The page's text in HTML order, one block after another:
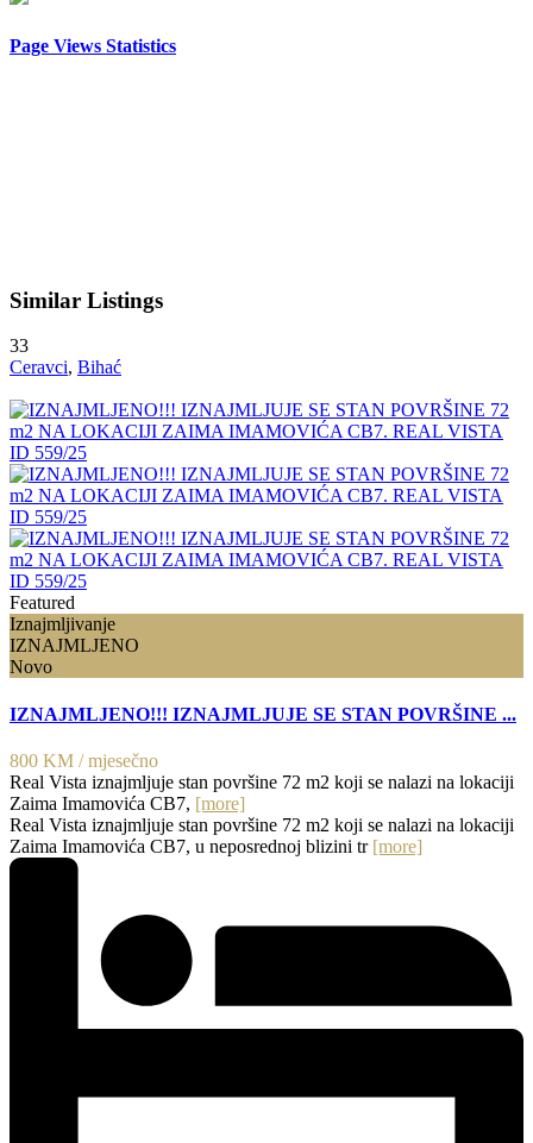
Page Views Statistics
Similar Listings
33
Ceravci, Bihać
Featured
Iznajmljivanje
IZNAJMLJENO
Novo
IZNAJMLJENO!!! IZNAJMLJUJE SE STAN POVRŠINE ...
800 KM / mjesečno
Real Vista iznajmljuje stan površine 72 m2 koji se nalazi na lokaciji
Zaima Imamovića CB7, [more]
Real Vista iznajmljuje stan površine 72 m2 koji se nalazi na lokaciji
Zaima Imamovića CB7, u neposrednoj blizini tr [more]